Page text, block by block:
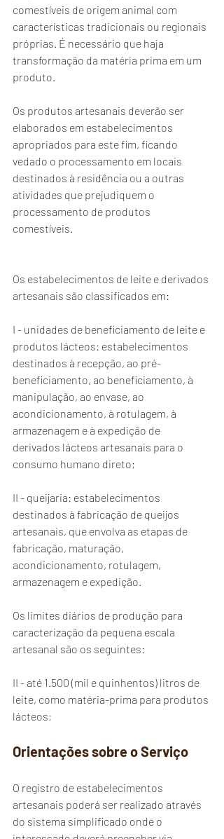
comestíveis de origem animal com
características tradicionais ou regionais
próprias. É necessário que haja
transformação da matéria prima em um
produto.
Os produtos artesanais deverão ser
elaborados em estabelecimentos
apropriados para este fim, ficando
vedado o processamento em locais
destinados à residência ou a outras
atividades que prejudiquem o
processamento de produtos
comestíveis.
Os estabelecimentos de leite e derivados
artesanais são classificados em:
I - unidades de beneficiamento de leite e
produtos lácteos: estabelecimentos
destinados à recepção, ao pré-
beneficiamento, ao beneficiamento, à
manipulação, ao envase, ao
acondicionamento, à rotulagem, à
armazenagem e à expedição de
derivados lácteos artesanais para o
consumo humano direto;
II - queijaria: estabelecimentos
destinados à fabricação de queijos
artesanais, que envolva as etapas de
fabricação, maturação,
acondicionamento, rotulagem,
armazenagem e expedição.
Os limites diários de produção para
caracterização da pequena escala
artesanal são os seguintes:
II - até 1.500 (mil e quinhentos) litros de
leite, como matéria-prima para produtos
lácteos;
Orientações sobre o Serviço
O registro de estabelecimentos
artesanais poderá ser realizado através
do sistema simplificado onde o